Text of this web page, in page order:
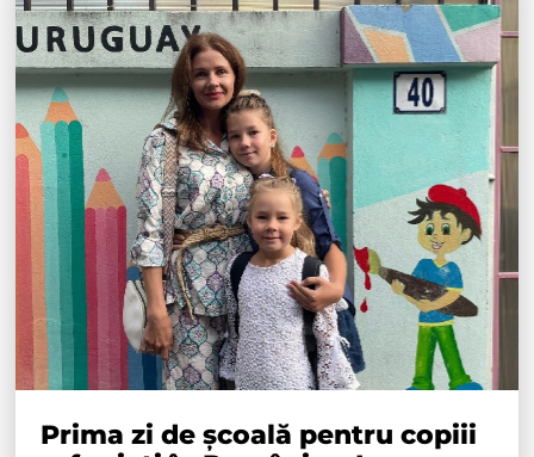
Prima zi de școală pentru copiii